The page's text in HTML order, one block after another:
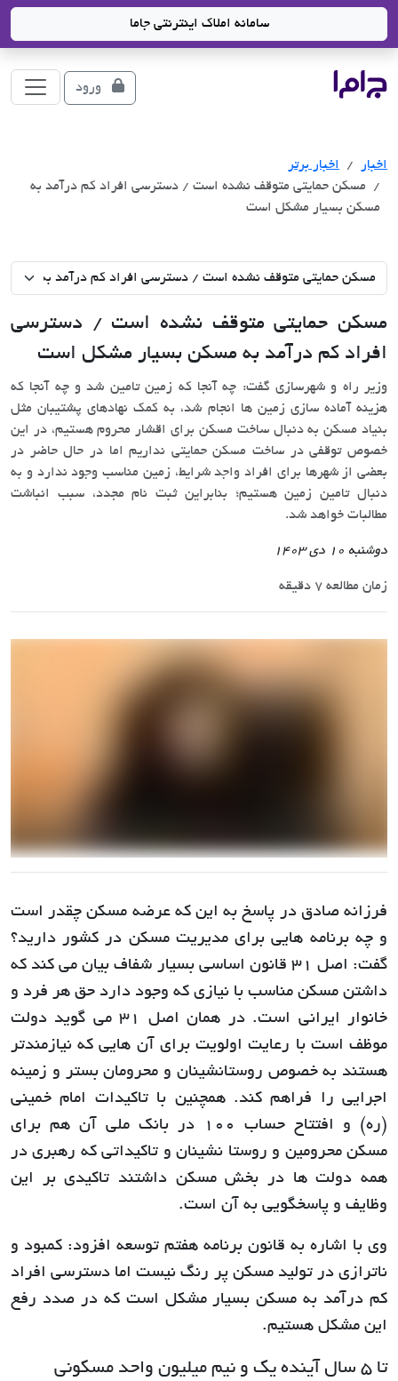
سامانه املاک اینترنتی جاما
- سامانه جامع املاک و مشاورین املاک
ورود
اخبار
اخبار برتر
مسکن حمایتی متوقف نشده است / دسترسی افراد کم درآمد به
مسکن بسیار مشکل است
مسکن حمایتی متوقف نشده است / دسترسی
افراد کم درآمد به مسکن بسیار مشکل است
وزیر راه و شهرسازی گفت: چه آنجا که زمین تامین شد و چه آنجا که
هزینه آماده سازی زمین ها انجام شد، به کمک نهادهای پشتیبان مثل
بنیاد مسکن به دنبال ساخت مسکن برای اقشار محروم هستیم، در این
خصوص توقفی در ساخت مسکن حمایتی نداریم اما در حال حاضر در
بعضی از شهرها برای افراد واجد شرایط، زمین مناسب وجود ندارد و به
دنبال تامین زمین هستیم؛ بنابراین ثبت نام مجدد، سبب انباشت
مطالبات خواهد شد.
دوشنبه 10 دی 1403
زمان مطالعه 7 دقیقه
فرزانه صادق در پاسخ به این که عرضه مسکن چقدر است
و چه برنامه هایی برای مدیریت مسکن در کشور دارید؟
گفت: اصل 31 قانون اساسی بسیار شفاف بیان می کند که
داشتن مسکن مناسب با نیازی که وجود دارد حق هر فرد و
خانوار ایرانی است. در همان اصل 31 می گوید دولت
موظف است با رعایت اولویت برای آن هایی که نیازمندتر
هستند به خصوص روستانشینان و محرومان بستر و زمینه
اجرایی را فراهم کند. همچنین با تاکیدات امام خمینی
(ره) و افتتاح حساب 100 در بانک ملی آن هم برای
مسکن محرومین و روستا نشینان و تاکیداتی که رهبری در
همه دولت ها در بخش مسکن داشتند تاکیدی بر این
وظایف و پاسخگویی به آن است.
وی با اشاره به قانون برنامه هفتم توسعه افزود: کمبود و
ناترازی در تولید مسکن پر رنگ نیست اما دسترسی افراد
کم درآمد به مسکن بسیار مشکل است که در صدد رفع
این مشکل هستیم.
تا 5 سال آینده یک و نیم میلیون واحد مسکونی